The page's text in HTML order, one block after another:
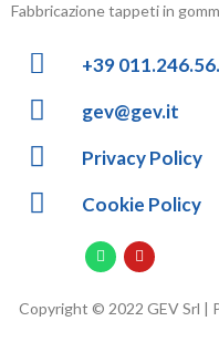
Fabbricazione tappeti in
+39
gev@gev.it
Privacy Policy
Cookie Policy
Copyright © 2022 GEV Srl |